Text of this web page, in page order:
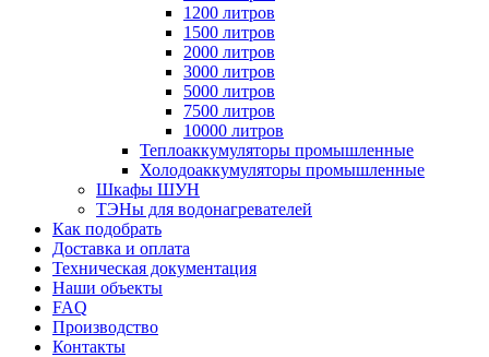
1200 литров
1500 литров
2000 литров
3000 литров
5000 литров
7500 литров
10000 литров
Теплоаккумуляторы промышленные
Холодоаккумуляторы промышленные
Шкафы ШУН
ТЭНы для водонагревателей
Как подобрать
Доставка и оплата
Техническая документация
Наши объекты
FAQ
Производство
Контакты